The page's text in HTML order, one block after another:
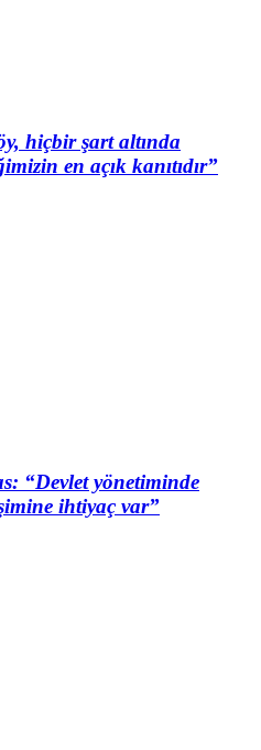
hiçbir şart altında
en açık kanıtıdır”
“Devlet yönetiminde
ihtiyaç var”